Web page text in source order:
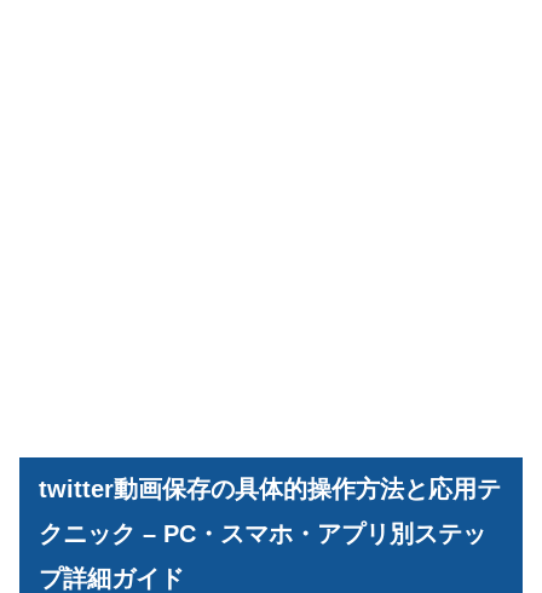
twitter動画保存の具体的操作方法と応用テ
クニック – PC・スマホ・アプリ別ステッ
プ詳細ガイド